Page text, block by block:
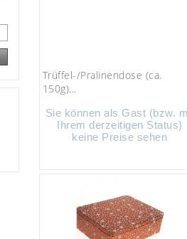
Trüffel-/Pralinendose (ca.
150g)...
Sie können als Gast (bzw.
Ihrem derzeitigen Status)
keine Preise sehen